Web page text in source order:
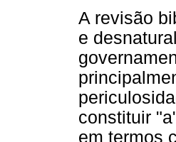
A revisão
e
constituir
em termos